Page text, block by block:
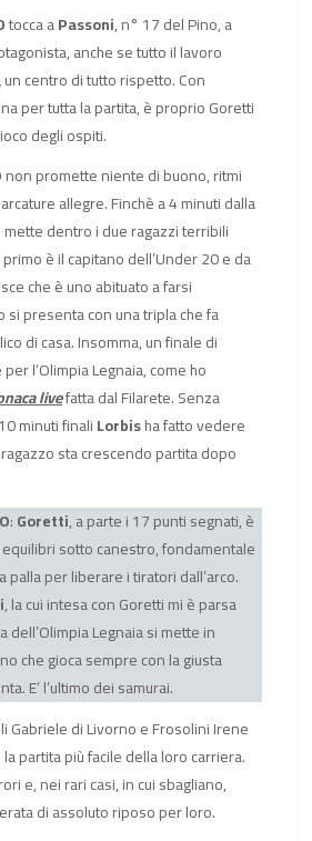
tocca aPassoni, n° 17 del Pino, a
anche se tutto il lavoro
un centro di tutto rispetto. Con
per tutta la partita, è proprio Goretti
degli ospiti.
non promette niente di buono, ritmi
allegre. Finchè a 4 minuti dalla
dentro i due ragazzi terribili
primo è il capitano dell’Under 20 e da
che è uno abituato a farsi
presenta con una tripla che fa
di casa. Insomma, un finale di
l’Olimpia Legnaia, come ho
livefatta dal Filarete. Senza
minuti finaliLorbisha fatto vedere
sta crescendo partita dopo
:Goretti, a parte i 17 punti segnati, è
sotto canestro, fondamentale
palla per liberare i tiratori dall’arco.
, la cui intesa con Goretti mi è parsa
dell’Olimpia Legnaia si mette in
che gioca sempre con la giusta
E’ l’ultimo dei samurai.
Gabriele di Livorno e Frosolini Irene
partita più facile della loro carriera.
e, nei rari casi, in cui sbagliano,
di assoluto riposo per loro.